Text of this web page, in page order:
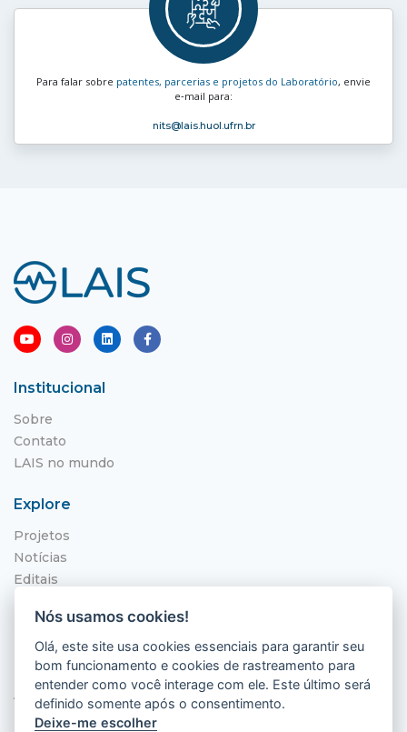
Para falar sobre patentes, parcerias e projetos do Laboratório, envie
e‑mail para:
nits@lais.huol.ufrn.br
Institucional
Sobre
Contato
LAIS no mundo
Explore
Projetos
Notícias
Editais
Localização
Hospital Universitário Onofre Lopes - HUOL
Av. Nilo Peçanha, 620 - Petrópolis
Natal - RN, 59012-300
Nós usamos cookies!
Olá, este site usa cookies essenciais para garantir seu
bom funcionamento e cookies de rastreamento para
entender como você interage com ele. Este último será
definido somente após o consentimento.
Deixe-me escolher